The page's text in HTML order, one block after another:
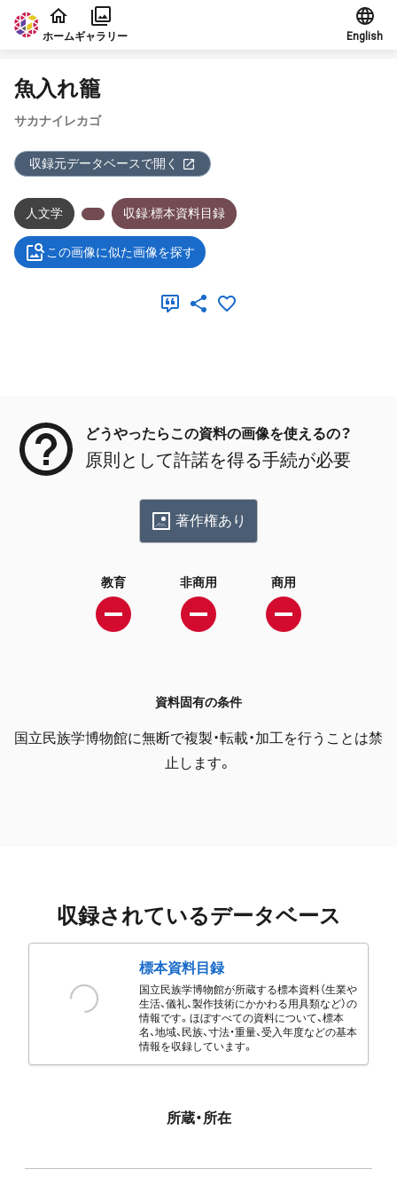
本文に飛ぶ
ホームギャラリー English
魚入れ籠
サカナイレカゴ
収録元データベースで開く
人文学 収録:標本資料目録
この画像に似た画像を探す
どうやったらこの資料の画像を使えるの？
原則として許諾を得る手続が必要
著作権あり
教育 非商用 商用
資料固有の条件
国立民族学博物館に無断で複製・転載・加工を行うことは禁
止します。
収録されているデータベース
標本資料目録
国立民族学博物館が所蔵する標本資料（生業や
生活、儀礼、製作技術にかかわる用具類など）の
情報です。ほぼすべての資料について、標本
名、地域、民族、寸法・重量、受入年度などの基本
情報を収録しています。
所蔵・所在